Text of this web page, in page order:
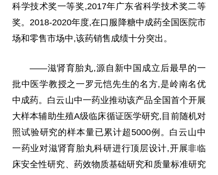
科学技术奖一等奖,2017年广东省科学技术奖二等
奖。2018-2020年度,在口服降糖中成药全国医院市
场和零售市场中,该药销售成绩十分突出。
——滋肾育胎丸,源自新中国成立后最早的一
批中医学教授之一罗元恺先生的名方,是岭南名优
中成药。白云山中一药业推动该产品全国首个开展
大样本辅助生殖A级临床循证医学研究,目前随机对
照试验研究的样本量已累计超5000例。白云山中
一药业对滋肾育胎丸科研进行顶层设计,开展非临
床安全性研究、药效物质基础研究和质量标准研究